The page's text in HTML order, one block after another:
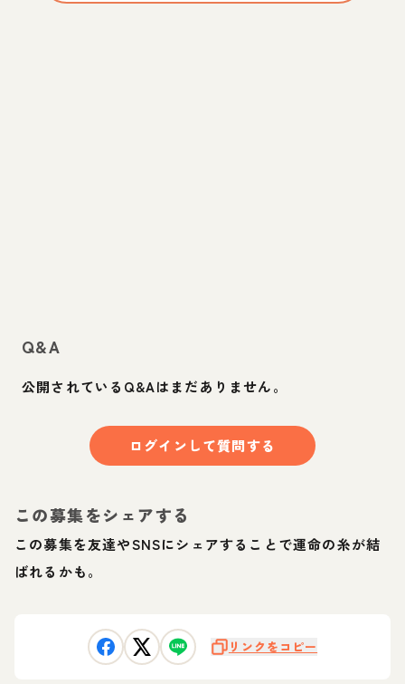
Q&A
公開されているQ&Aはまだありません。
ログインして質問する
この募集をシェアする
この募集を友達やSNSにシェアすることで運命の糸が結
ばれるかも。
リンクをコピー